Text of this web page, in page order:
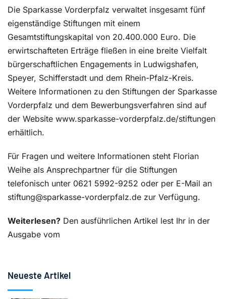
Die Sparkasse Vorderpfalz verwaltet insgesamt fünf
eigenständige Stiftungen mit einem
Gesamtstiftungskapital von 20.400.000 Euro. Die
erwirtschafteten Erträge fließen in eine breite Vielfalt
bürgerschaftlichen Engagements in Ludwigshafen,
Speyer, Schifferstadt und dem Rhein-Pfalz-Kreis.
Weitere Informationen zu den Stiftungen der Sparkasse
Vorderpfalz und dem Bewerbungsverfahren sind auf
der Website www.sparkasse-vorderpfalz.de/stiftungen
erhältlich.
Für Fragen und weitere Informationen steht Florian
Weihe als Ansprechpartner für die Stiftungen
telefonisch unter 0621 5992-9252 oder per E-Mail an
stiftung@sparkasse-vorderpfalz.de zur Verfügung.
Weiterlesen? Den ausführlichen Artikel lest Ihr in der
Ausgabe vom
Neueste Artikel